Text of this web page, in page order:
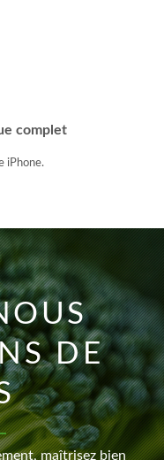
complet
iPhone.
DE
maîtrisez bien